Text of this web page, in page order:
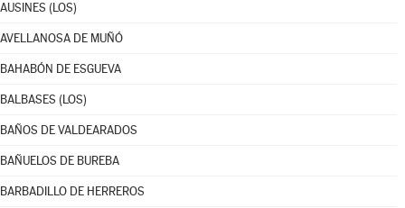
AUSINES (LOS)
AVELLANOSA DE MUÑÓ
BAHABÓN DE ESGUEVA
BALBASES (LOS)
BAÑOS DE VALDEARADOS
BAÑUELOS DE BUREBA
BARBADILLO DE HERREROS